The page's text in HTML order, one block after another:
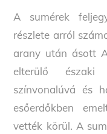
A sumérek
részlete arról
arany után ásott
elterülő északi
színvonalúvá és
esőerdőkben
vették körül. A